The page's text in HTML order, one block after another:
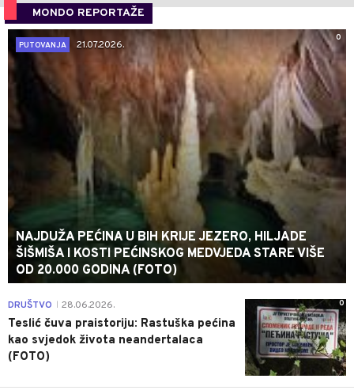
MONDO REPORTAŽE
0
PUTOVANJA
21.07.2026.
NAJDUŽA PEĆINA U BIH KRIJE JEZERO, HILJADE
ŠIŠMIŠA I KOSTI PEĆINSKOG MEDVJEDA STARE VIŠE
OD 20.000 GODINA (FOTO)
0
DRUŠTVO 28.06.2026.
Teslić čuva praistoriju: Rastuška pećina
kao svjedok života neandertalaca
(FOTO)